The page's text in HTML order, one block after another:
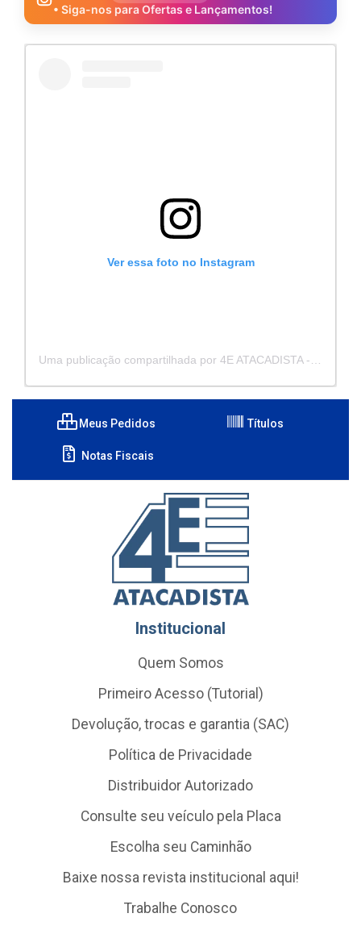
• Siga-nos para Ofertas e Lançamentos!
Ver essa foto no Instagram
Meus Pedidos Títulos
Notas Fiscais
Institucional
Quem Somos
Primeiro Acesso (Tutorial)
Devolução, trocas e garantia (SAC)
Política de Privacidade
Distribuidor Autorizado
Consulte seu veículo pela Placa
Escolha seu Caminhão
Baixe nossa revista institucional aqui!
Trabalhe Conosco